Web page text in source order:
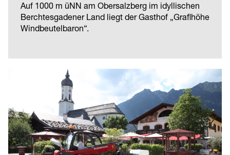
Auf 1000 m üNN am Obersalzberg im idyllischen
Berchtesgadener Land liegt der Gasthof „Graflhöhe
Windbeutelbaron“.